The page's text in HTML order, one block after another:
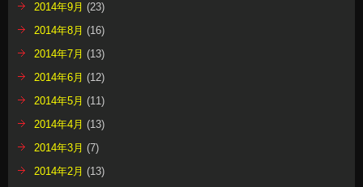
2014年9月 (23)
2014年8月 (16)
2014年7月 (13)
2014年6月 (12)
2014年5月 (11)
2014年4月 (13)
2014年3月 (7)
2014年2月 (13)